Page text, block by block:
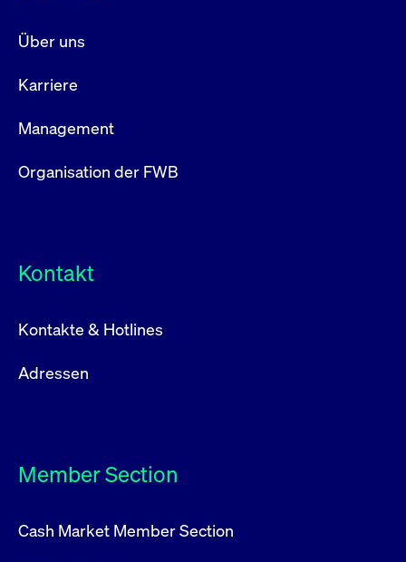
Über uns
Karriere
Management
Organisation der FWB
Kontakt
Kontakte & Hotlines
Adressen
Member Section
Cash Market Member Section